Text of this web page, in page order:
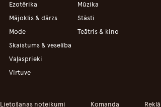
Ezotērika
Mājoklis & dārzs
Mode
Skaistums & veselība
Vaļasprieki
Virtuve
Mūzika
Stāsti
Teātris & kino
Lietošanas noteikumi Komanda